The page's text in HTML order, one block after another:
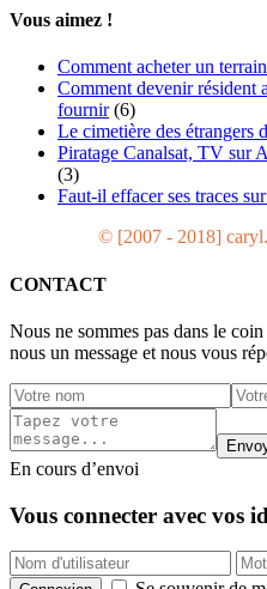
Vous aimez !
Comment acheter un
Comment devenir résident
fournir (6)
Le cimetière des étrangers
Piratage Canalsat, TV sur
(3)
Faut-il effacer ses traces
© [2007 - 2018]
CONTACT
Nous ne sommes pas dans le
nous un message et nous vous
En cours d’envoi
Vous connecter avec vos